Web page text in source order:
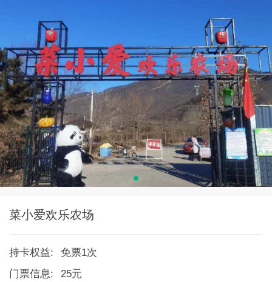
菜小爱欢乐农场
持卡权益:
免票1次
门票信息:
25元